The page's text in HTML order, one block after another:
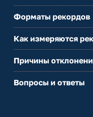
Форматы рекордов
Как измеряются
Причины
Вопросы и ответы